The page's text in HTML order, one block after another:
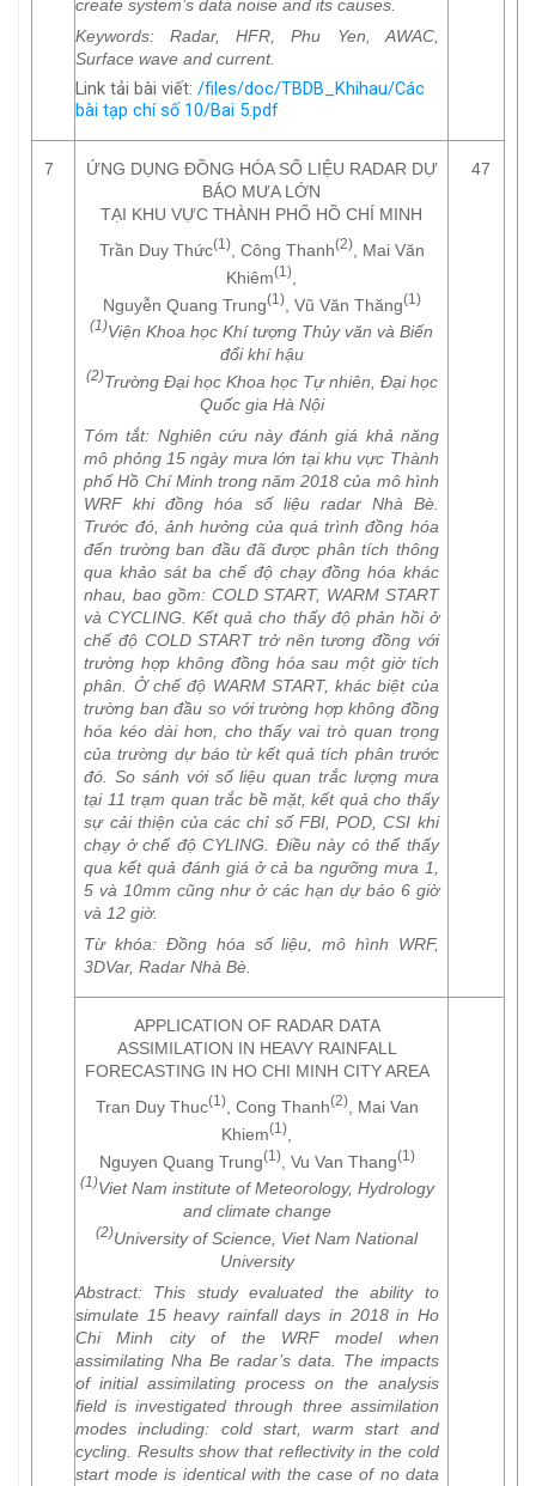
create system’s data noise and its causes.
Keywords: Radar, HFR, Phu Yen, AWAC,
Surface wave and current.
Link tải bài viết: /files/doc/TBDB_Khihau/Các
bài tạp chí số 10/Bai 5.pdf
7
ỨNG DỤNG ĐỒNG HÓA SỐ LIỆU RADAR DỰ
BÁO MƯA LỚN
TẠI KHU VỰC THÀNH PHỐ HỒ CHÍ MINH
Trần Duy Thức(1), Công Thanh(2), Mai Văn
Khiêm(1)
Nguyễn Quang Trung(1), Vũ Văn Thăng(1)
(1)Viện Khoa học Khí tượng Thủy văn và Biến
đổi khí hậu
(2)Trường Đại học Khoa học Tự nhiên, Đại học
Quốc gia Hà Nội
Tóm tắt: Nghiên cứu này đánh giá khả năng
mô phỏng 15 ngày mưa lớn tại khu vực Thành
phố Hồ Chí Minh trong năm 2018 của mô hình
WRF khi đồng hóa số liệu radar Nhà Bè.
Trước đó, ảnh hưởng của quá trình đồng hóa
đến trường ban đầu đã được phân tích thông
qua khảo sát ba chế độ chạy đồng hóa khác
nhau, bao gồm: COLD START, WARM START
và CYCLING. Kết quả cho thấy độ phản hồi ở
chế độ COLD START trở nên tương đồng với
trường hợp không đồng hóa sau một giờ tích
phân. Ở chế độ WARM START, khác biệt của
trường ban đầu so với trường hợp không đồng
hóa kéo dài hơn, cho thấy vai trò quan trọng
của trường dự báo từ kết quả tích phân trước
đó. So sánh với số liệu quan trắc lượng mưa
tại 11 trạm quan trắc bề mặt, kết quả cho thấy
sự cải thiện của các chỉ số FBI, POD, CSI khi
chạy ở chế độ CYLING. Điều này có thể thấy
qua kết quả đánh giá ở cả ba ngưỡng mưa 1,
5 và 10mm cũng như ở các hạn dự báo 6 giờ
và 12 giờ.
Từ khóa: Đồng hóa số liệu, mô hình WRF,
3DVar, Radar Nhà Bè.
47
APPLICATION OF RADAR DATA
ASSIMILATION IN HEAVY RAINFALL
FORECASTING IN HO CHI MINH CITY AREA
Tran Duy Thuc(1), Cong Thanh(2), Mai Van
Khiem(1)
Nguyen Quang Trung(1), Vu Van Thang(1)
(1)Viet Nam institute of Meteorology, Hydrology
and climate change
(2)University of Science, Viet Nam National
University
Abstract: This study evaluated the ability to
simulate 15 heavy rainfall days in 2018 in Ho
Chi Minh city of the WRF model when
assimilating Nha Be radar’s data. The impacts
of initial assimilating process on the analysis
field is investigated through three assimilation
modes including: cold start, warm start and
cycling. Results show that reflectivity in the cold
start mode is identical with the case of no data